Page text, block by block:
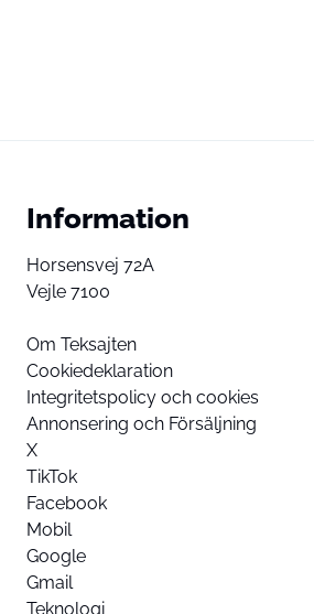
Information
Horsensvej 72A
Vejle 7100
Om Teksajten
Cookiedeklaration
Integritetspolicy och cookies
Annonsering och Försäljning
X
TikTok
Facebook
Mobil
Google
Gmail
Teknologi